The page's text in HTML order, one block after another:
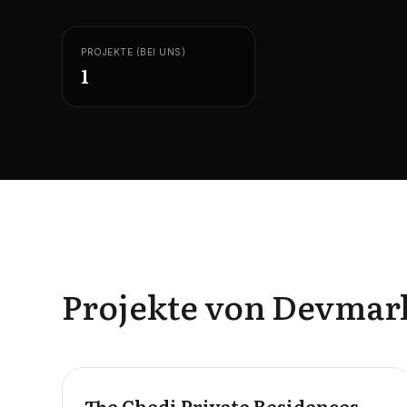
PROJEKTE (BEI UNS)
1
Projekte von